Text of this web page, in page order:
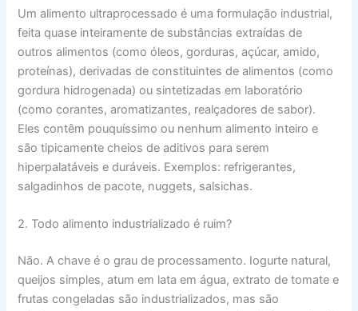
Um alimento ultraprocessado é uma formulação industrial,
feita quase inteiramente de substâncias extraídas de
outros alimentos (como óleos, gorduras, açúcar, amido,
proteínas), derivadas de constituintes de alimentos (como
gordura hidrogenada) ou sintetizadas em laboratório
(como corantes, aromatizantes, realçadores de sabor).
Eles contêm pouquíssimo ou nenhum alimento inteiro e
são tipicamente cheios de aditivos para serem
hiperpalatáveis e duráveis. Exemplos: refrigerantes,
salgadinhos de pacote, nuggets, salsichas.
2. Todo alimento industrializado é ruim?
Não. A chave é o grau de processamento. Iogurte natural,
queijos simples, atum em lata em água, extrato de tomate e
frutas congeladas são industrializados, mas são